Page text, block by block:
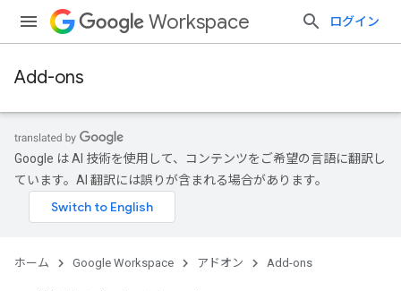
Workspace ログイン
Add-ons
Google は AI 技術を使用して、コンテンツをご希望の言語に翻訳し
ています。AI 翻訳には誤りが含まれる場合があります。
ホーム Google Workspace アドオン Add-ons